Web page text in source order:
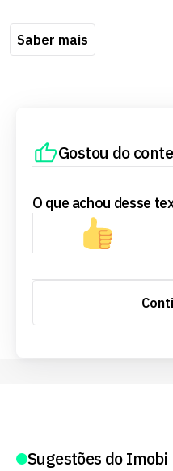
Saber mais
Gostou do
O que achou desse
Sugestões do Imobi